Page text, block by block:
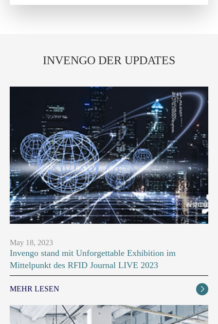
INVENGO DER UPDATES
May 18, 2023
Invengo stand mit Unforgettable Exhibition im
Mittelpunkt des RFID Journal LIVE 2023
MEHR LESEN 